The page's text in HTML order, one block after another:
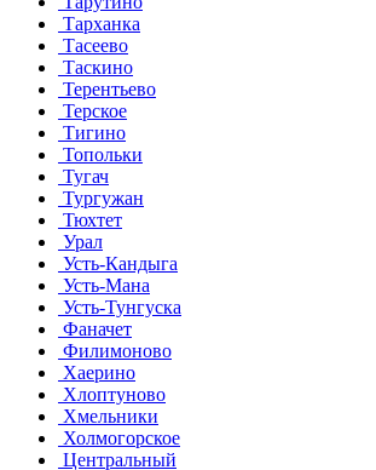
Тарханка
Тасеево
Таскино
Терентьево
Терское
Тигино
Топольки
Тугач
Тургужан
Тюхтет
Урал
Усть-Кандыга
Усть-Мана
Усть-Тунгуска
Фаначет
Филимоново
Хаерино
Хлоптуново
Хмельники
Холмогорское
Центральный